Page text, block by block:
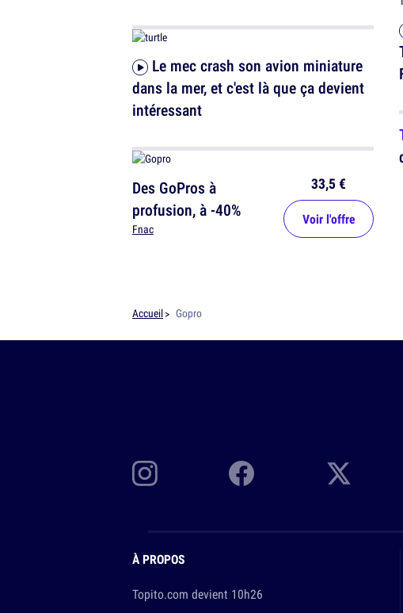
dans la mer, et c'est là que ça devient
intéressant
Des GoPros à
profusion, à -40%
Fnac
33,5 €
Voir l'offre
Accueil Gopro
À PROPOS
Topito.com devient 10h26